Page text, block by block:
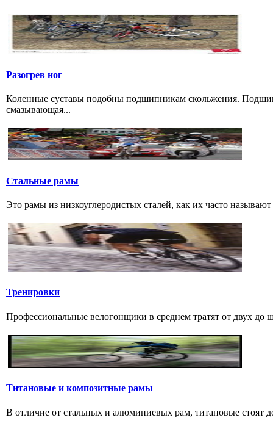
Разогрев ног
Коленные суставы подобны подшипникам скольжения.
смазывающая...
Стальные рамы
Это рамы из низкоуглеродистых сталей, как их часто
Тренировки
Профессиональные велогонщики в среднем тратят от двух до
Титановые и композитные рамы
В отличие от стальных и алюминиевых рам, титановые стоят